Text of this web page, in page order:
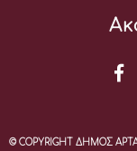
© COPYRIGHT ΔΗΜΟΣ